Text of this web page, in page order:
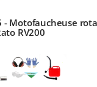
- Motofaucheuse
RV200